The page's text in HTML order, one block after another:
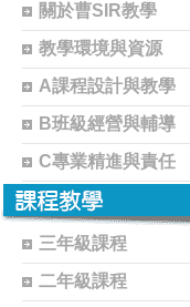
關於曹SIR教學
教學環境與資源
A課程設計與教學
B班級經營與輔導
C專業精進與責任
三年級課程
二年級課程